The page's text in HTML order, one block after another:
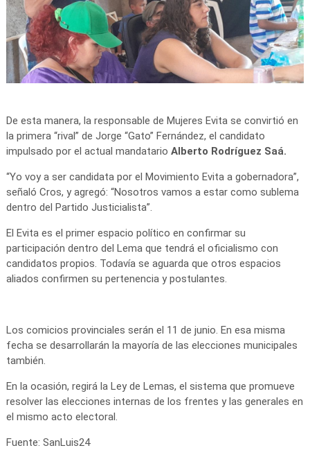
De esta manera, la responsable de Mujeres Evita se convirtió en
la primera “rival” de Jorge “Gato” Fernández, el candidato
impulsado por el actual mandatario Alberto Rodríguez Saá.
“Yo voy a ser candidata por el Movimiento Evita a gobernadora”,
señaló Cros, y agregó: “Nosotros vamos a estar como sublema
dentro del Partido Justicialista”.
El Evita es el primer espacio político en confirmar su
participación dentro del Lema que tendrá el oficialismo con
candidatos propios. Todavía se aguarda que otros espacios
aliados confirmen su pertenencia y postulantes.
Los comicios provinciales serán el 11 de junio. En esa misma
fecha se desarrollarán la mayoría de las elecciones municipales
también.
En la ocasión, regirá la Ley de Lemas, el sistema que promueve
resolver las elecciones internas de los frentes y las generales en
el mismo acto electoral.
Fuente: SanLuis24